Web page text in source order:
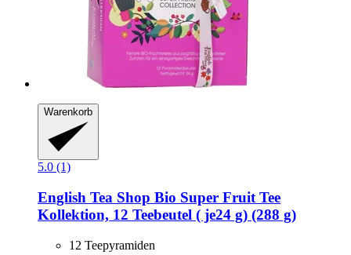
Warenkorb
5.0 (1)
English Tea Shop Bio Super Fruit Tee
Kollektion, 12 Teebeutel ( je24 g) (288 g)
12 Teepyramiden